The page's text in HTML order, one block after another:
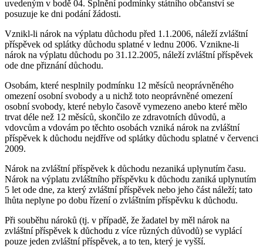
uvedeným v bodě 04. Splnění podmínky státního občanství se
posuzuje ke dni podání žádosti.
Vznikl-li nárok na výplatu důchodu před 1.1.2006, náleží zvláštní
příspěvek od splátky důchodu splatné v lednu 2006. Vznikne-li
nárok na výplatu důchodu po 31.12.2005, náleží zvláštní příspěvek
ode dne přiznání důchodu.
Osobám, které nesplnily podmínku 12 měsíců neoprávněného
omezení osobní svobody a u nichž toto neoprávněné omezení
osobní svobody, které nebylo časově vymezeno anebo které mělo
trvat déle než 12 měsíců, skončilo ze zdravotních důvodů, a
vdovcům a vdovám po těchto osobách vzniká nárok na zvláštní
příspěvek k důchodu nejdříve od splátky důchodu splatné v červenci
2009.
Nárok na zvláštní příspěvek k důchodu nezaniká uplynutím času.
Nárok na výplatu zvláštního příspěvku k důchodu zaniká uplynutím
5 let ode dne, za který zvláštní příspěvek nebo jeho část náleží; tato
lhůta neplyne po dobu řízení o zvláštním příspěvku k důchodu.
Při souběhu nároků (tj. v případě, že žadatel by měl nárok na
zvláštní příspěvek k důchodu z více různých důvodů) se vyplácí
pouze jeden zvláštní příspěvek, a to ten, který je vyšší.